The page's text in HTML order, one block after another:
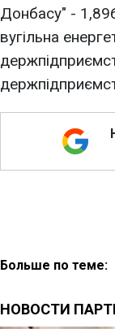
Донбасу" -
вугільна
Больше по теме: